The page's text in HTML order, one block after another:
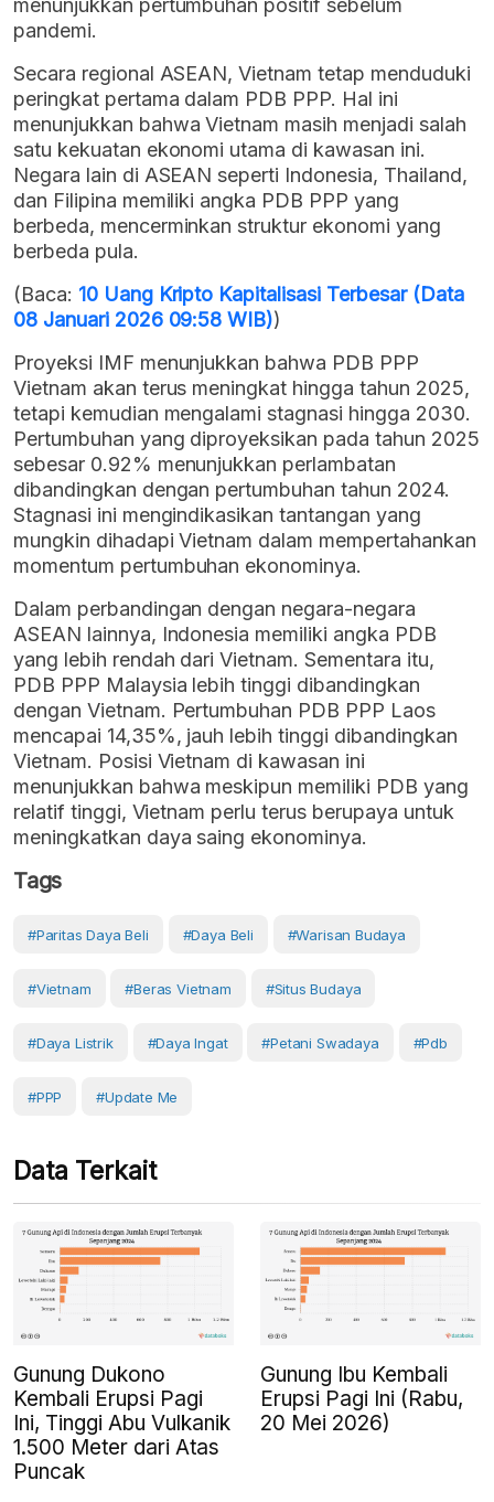
menunjukkan pertumbuhan positif sebelum
pandemi.
Secara regional ASEAN, Vietnam tetap menduduki
peringkat pertama dalam PDB PPP. Hal ini
menunjukkan bahwa Vietnam masih menjadi salah
satu kekuatan ekonomi utama di kawasan ini.
Negara lain di ASEAN seperti Indonesia, Thailand,
dan Filipina memiliki angka PDB PPP yang
berbeda, mencerminkan struktur ekonomi yang
berbeda pula.
(Baca: 10 Uang Kripto Kapitalisasi Terbesar (Data
08 Januari 2026 09:58 WIB))
Proyeksi IMF menunjukkan bahwa PDB PPP
Vietnam akan terus meningkat hingga tahun 2025,
tetapi kemudian mengalami stagnasi hingga 2030.
Pertumbuhan yang diproyeksikan pada tahun 2025
sebesar 0.92% menunjukkan perlambatan
dibandingkan dengan pertumbuhan tahun 2024.
Stagnasi ini mengindikasikan tantangan yang
mungkin dihadapi Vietnam dalam mempertahankan
momentum pertumbuhan ekonominya.
Dalam perbandingan dengan negara-negara
ASEAN lainnya, Indonesia memiliki angka PDB
yang lebih rendah dari Vietnam. Sementara itu,
PDB PPP Malaysia lebih tinggi dibandingkan
dengan Vietnam. Pertumbuhan PDB PPP Laos
mencapai 14,35%, jauh lebih tinggi dibandingkan
Vietnam. Posisi Vietnam di kawasan ini
menunjukkan bahwa meskipun memiliki PDB yang
relatif tinggi, Vietnam perlu terus berupaya untuk
meningkatkan daya saing ekonominya.
Tags
#paritas Daya Beli #Daya Beli #warisan Budaya
#Vietnam #beras Vietnam #situs Budaya
#daya Listrik #daya Ingat #petani Swadaya #pdb
#PPP #Update Me
Data Terkait
Gunung Dukono
Kembali Erupsi Pagi
Ini, Tinggi Abu Vulkanik
1.500 Meter dari Atas
Puncak
Gunung Ibu Kembali
Erupsi Pagi Ini (Rabu,
20 Mei 2026)